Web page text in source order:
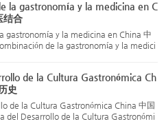
la gastronomía y la medicina en C
结合
gastronomía y la medicina en China 中
de la gastronomía y la medici
de la Cultura Gastronómica Ch
史
de la Cultura Gastronómica China 中国
del Desarrollo de la Cultura Gastronómi